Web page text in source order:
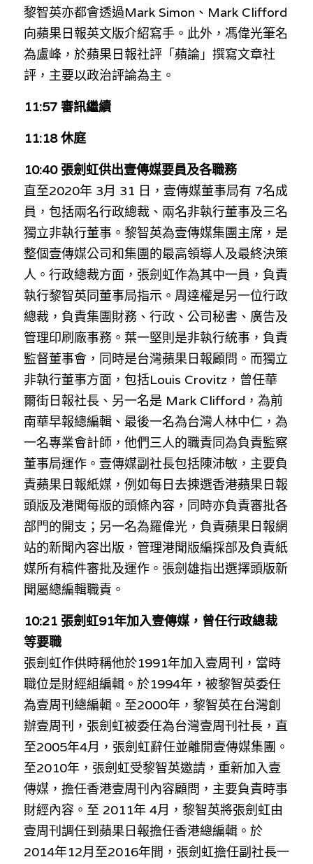
黎智英亦都會透過Mark Simon、Mark Clifford
向蘋果日報英文版介紹寫手。此外，馮偉光筆名
為盧峰，於蘋果日報社評「蘋論」撰寫文章社
評，主要以政治評論為主。
11:57 審訊繼續
11:18 休庭
10:40 張劍虹供出壹傳媒要員及各職務
直至2020年 3月 31 日，壹傳媒董事局有 7名成
員，包括兩名行政總裁、兩名非執行董事及三名
獨立非執行董事。黎智英為壹傳媒集團主席，是
整個壹傳媒公司和集團的最高領導人及最終決策
人。行政總裁方面，張劍虹作為其中一員，負責
執行黎智英同董事局指示。周達權是另一位行政
總裁，負責集團財務、行政、公司秘書、廣告及
管理印刷廠事務。葉一堅則是非執行統事，負責
監督董事會，同時是台灣蘋果日報顧問。而獨立
非執行董事方面，包括Louis Crovitz，曾任華
爾街日報社長、另一名是 Mark Clifford，為前
南華早報總編輯、最後一名為台灣人林中仁，為
一名專業會計師，他們三人的職責同為負責監察
董事局運作。壹傳媒副社長包括陳沛敏，主要負
責蘋果日報紙媒，例如每日去揀選香港蘋果日報
頭版及港聞每版的頭條內容，同時亦負責審批各
部門的開支；另一名為羅偉光，負責蘋果日報網
站的新聞內容出版，管理港聞版編採部及負責紙
媒所有稿件審批及運作。張劍雄指出選擇頭版新
聞屬總編輯職責。
10:21 張劍虹91年加入壹傳媒，曾任行政總裁
等要職
張劍虹作供時稱他於1991年加入壹周刊，當時
職位是財經組編輯。於1994年，被黎智英委任
為壹周刊總編輯。至2000年，黎智英在台灣創
辦壹周刊，張劍虹被委任為台灣壹周刊社長，直
至2005年4月，張劍虹辭任並離開壹傳媒集團。
至2010年，張劍虹受黎智英邀請，重新加入壹
傳媒，擔任香港壹周刊內容顧問，主要負責時事
財經內容。至 2011年 4月，黎智英將張劍虹由
壹周刊調任到蘋果日報擔任香港總編輯。於
2014年12月至2016年間，張劍虹擔任副社長一